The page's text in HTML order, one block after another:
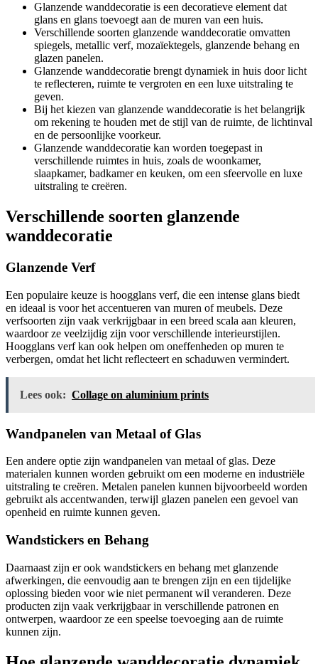
Glanzende wanddecoratie is een decoratieve element dat
glans en glans toevoegt aan de muren van een huis.
Verschillende soorten glanzende wanddecoratie omvatten
spiegels, metallic verf, mozaïektegels, glanzende behang en
glazen panelen.
Glanzende wanddecoratie brengt dynamiek in huis door licht
te reflecteren, ruimte te vergroten en een luxe uitstraling te
geven.
Bij het kiezen van glanzende wanddecoratie is het belangrijk
om rekening te houden met de stijl van de ruimte, de lichtinval
en de persoonlijke voorkeur.
Glanzende wanddecoratie kan worden toegepast in
verschillende ruimtes in huis, zoals de woonkamer,
slaapkamer, badkamer en keuken, om een ​​sfeervolle en luxe
uitstraling te creëren.
Verschillende soorten glanzende
wanddecoratie
Glanzende Verf
Een populaire keuze is hoogglans verf, die een intense glans biedt
en ideaal is voor het accentueren van muren of meubels. Deze
verfsoorten zijn vaak verkrijgbaar in een breed scala aan kleuren,
waardoor ze veelzijdig zijn voor verschillende interieurstijlen.
Hoogglans verf kan ook helpen om oneffenheden op muren te
verbergen, omdat het licht reflecteert en schaduwen vermindert.
Lees ook: Collage on aluminium prints
Wandpanelen van Metaal of Glas
Een andere optie zijn wandpanelen van metaal of glas. Deze
materialen kunnen worden gebruikt om een moderne en industriële
uitstraling te creëren. Metalen panelen kunnen bijvoorbeeld worden
gebruikt als accentwanden, terwijl glazen panelen een gevoel van
openheid en ruimte kunnen geven.
Wandstickers en Behang
Daarnaast zijn er ook wandstickers en behang met glanzende
afwerkingen, die eenvoudig aan te brengen zijn en een tijdelijke
oplossing bieden voor wie niet permanent wil veranderen. Deze
producten zijn vaak verkrijgbaar in verschillende patronen en
ontwerpen, waardoor ze een speelse toevoeging aan de ruimte
kunnen zijn.